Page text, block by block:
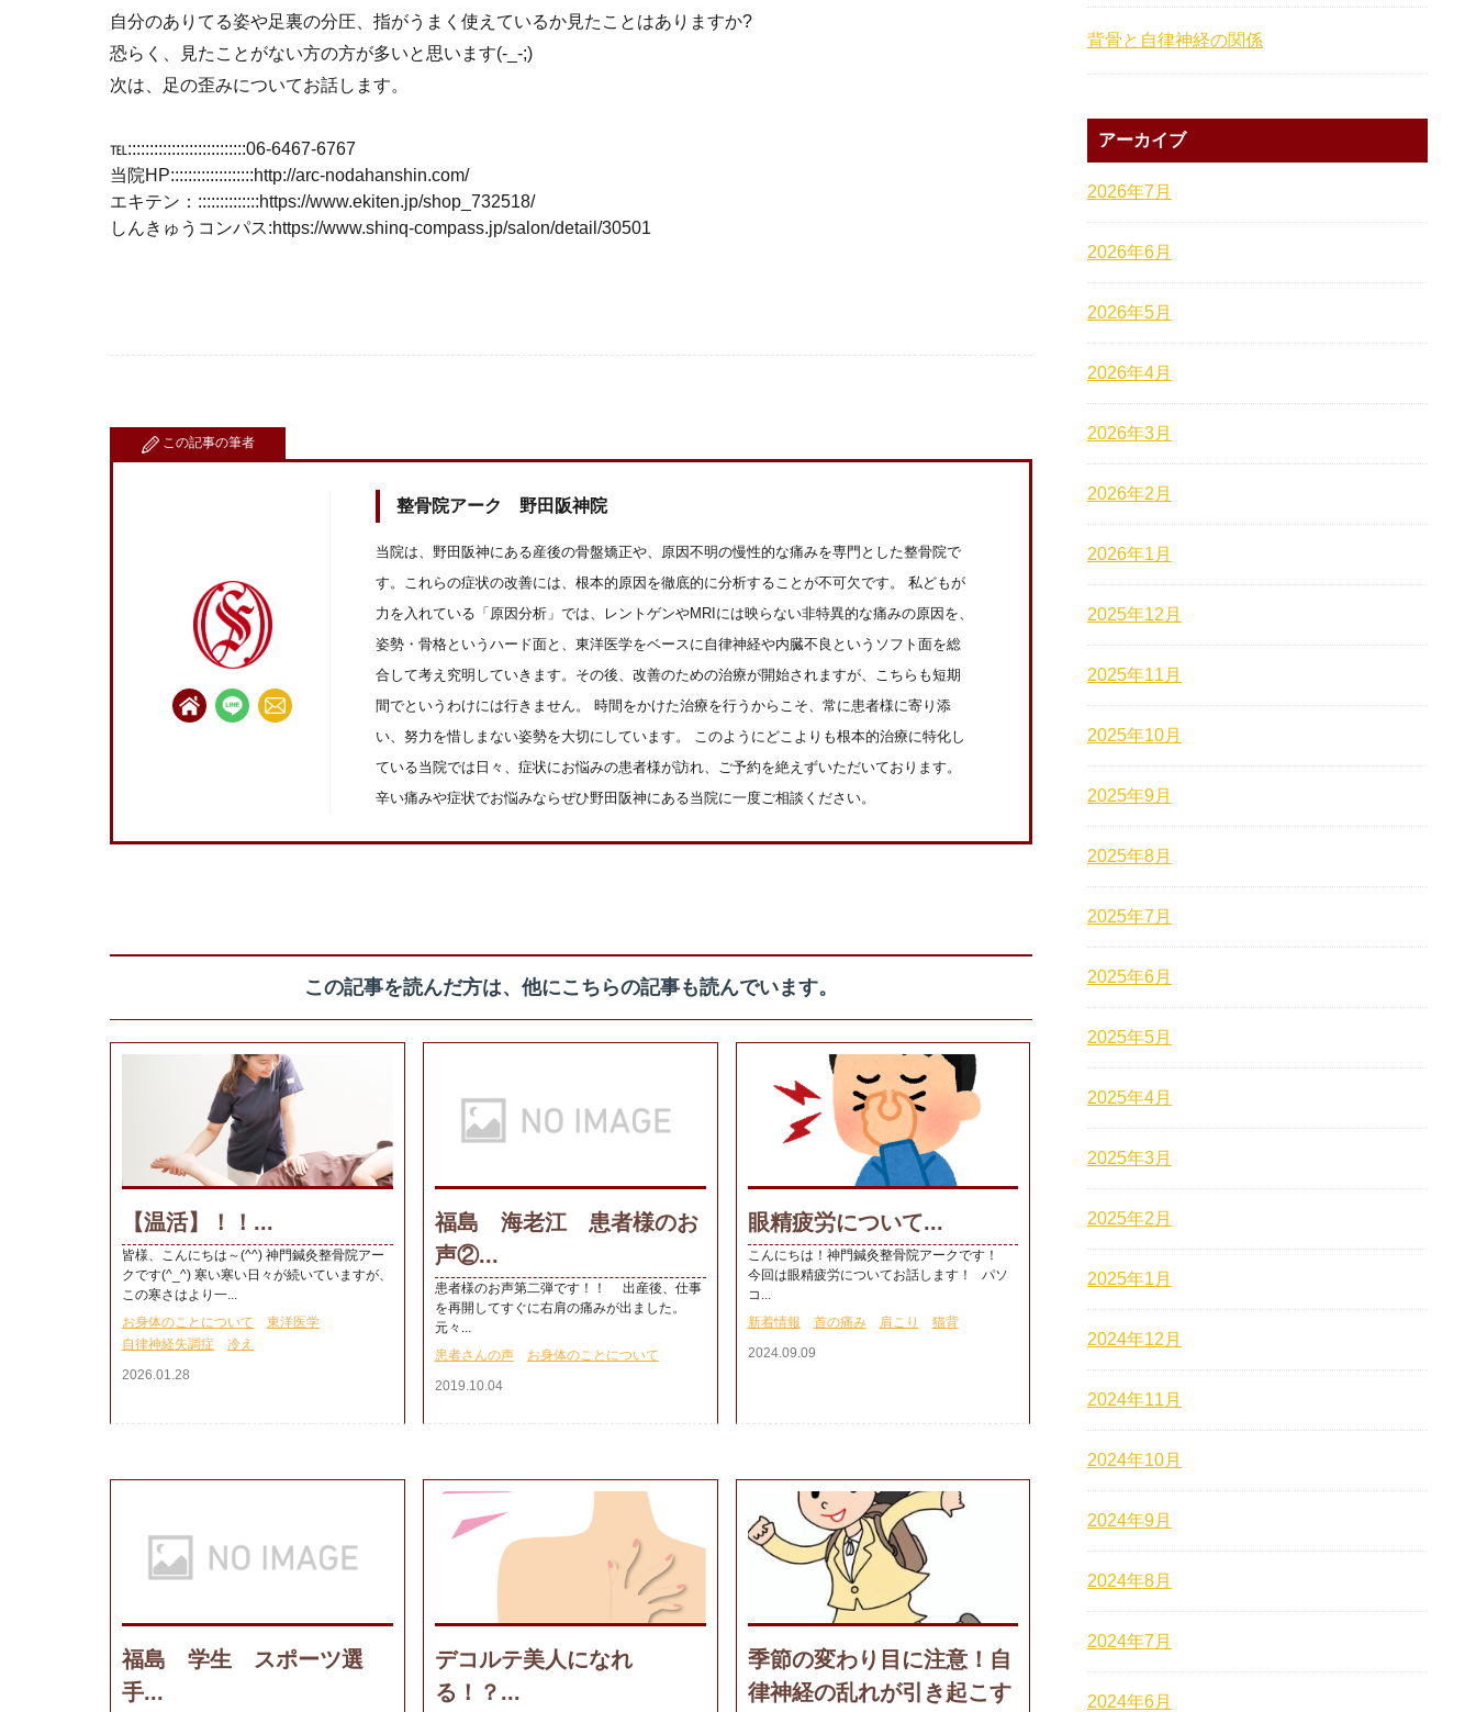
自分のありてる姿や足裏の分圧、指がうまく使えているか見たことはありますか?
恐らく、見たことがない方の方が多いと思います(-_-;)
次は、足の歪みについてお話します。
℡:::::::::::::::::::::::::::06-6467-6767
当院HP:::::::::::::::::::http://arc-nodahanshin.com/
エキテン：::::::::::::::https://www.ekiten.jp/shop_732518/
しんきゅうコンパス:https://www.shinq-compass.jp/salon/detail/30501
この記事の筆者
整骨院アーク 野田阪神院
当院は、野田阪神にある産後の骨盤矯正や、原因不明の慢性的な痛みを専門とした整骨院で
す。これらの症状の改善には、根本的原因を徹底的に分析することが不可欠です。 私どもが
力を入れている「原因分析」では、レントゲンやMRIには映らない非特異的な痛みの原因を、
姿勢・骨格というハード面と、東洋医学をベースに自律神経や内臓不良というソフト面を総
合して考え究明していきます。その後、改善のための治療が開始されますが、こちらも短期
間でというわけには行きません。 時間をかけた治療を行うからこそ、常に患者様に寄り添
い、努力を惜しまない姿勢を大切にしています。 このようにどこよりも根本的治療に特化し
ている当院では日々、症状にお悩みの患者様が訪れ、ご予約を絶えずいただいております。
辛い痛みや症状でお悩みならぜひ野田阪神にある当院に一度ご相談ください。
この記事を読んだ方は、他にこちらの記事も読んでいます。
【温活】！！...
皆様、こんにちは～(^^) 神門鍼灸整骨院アー
クです(^_^) 寒い寒い日々が続いていますが、
この寒さはより一...
お身体のことについて
東洋医学
自律神経失調症
冷え
2026.01.28
福島 海老江 患者様のお
声②...
患者様のお声第二弾です！！ 出産後、仕事
を再開してすぐに右肩の痛みが出ました。
元々...
患者さんの声
お身体のことについて
2019.10.04
眼精疲労について...
こんにちは！神門鍼灸整骨院アークです！
今回は眼精疲労についてお話します！ パソ
コ...
新着情報
首の痛み 肩こり
猫背
2024.09.09
福島 学生 スポーツ選
手...
デコルテ美人になれ
る！？...
季節の変わり目に注意！自
律神経の乱れが引き起こす
背骨と自律神経の関係
アーカイブ
2026年7月
2026年6月
2026年5月
2026年4月
2026年3月
2026年2月
2026年1月
2025年12月
2025年11月
2025年10月
2025年9月
2025年8月
2025年7月
2025年6月
2025年5月
2025年4月
2025年3月
2025年2月
2025年1月
2024年12月
2024年11月
2024年10月
2024年9月
2024年8月
2024年7月
2024年6月